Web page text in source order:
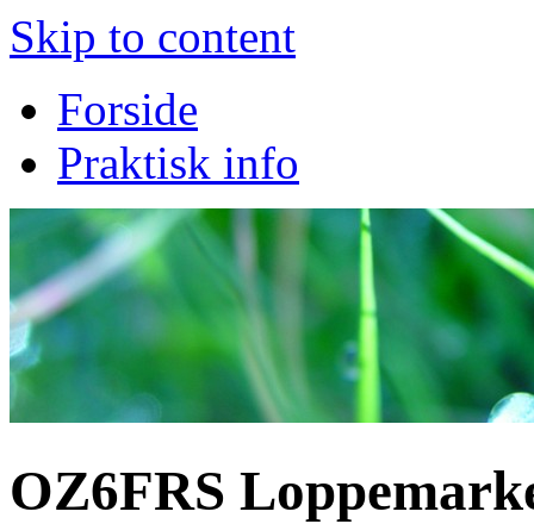
Skip to content
Forside
Praktisk info
OZ6FRS